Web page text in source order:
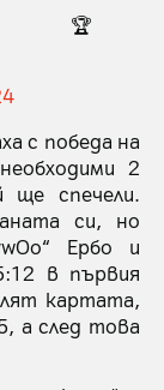
🏆
с победа на
2
ще спечели.
си, но
Ербо и
в първия
картата,
а след това